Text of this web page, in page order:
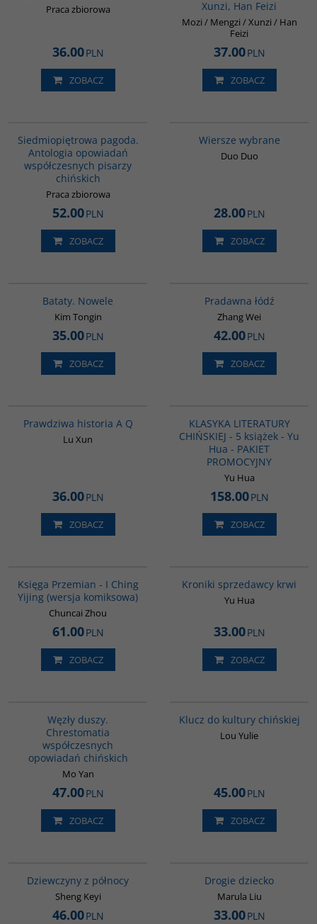
Praca zbiorowa
36.00PLN
ZOBACZ
Xunzi, Han Feizi
Mozi / Mengzi / Xunzi / Han
Feizi
37.00PLN
ZOBACZ
Siedmiopiętrowa pagoda.
Antologia opowiadań
współczesnych pisarzy
chińskich
Praca zbiorowa
52.00PLN
ZOBACZ
Wiersze wybrane
Duo Duo
28.00PLN
ZOBACZ
Bataty. Nowele
Kim Tongin
35.00PLN
ZOBACZ
Pradawna łódź
Zhang Wei
42.00PLN
ZOBACZ
Prawdziwa historia A Q
Lu Xun
36.00PLN
ZOBACZ
KLASYKA LITERATURY
CHIŃSKIEJ - 5 książek - Yu
Hua - PAKIET
PROMOCYJNY
Yu Hua
158.00PLN
ZOBACZ
Księga Przemian - I Ching
Yijing (wersja komiksowa)
Chuncai Zhou
61.00PLN
ZOBACZ
Kroniki sprzedawcy krwi
Yu Hua
33.00PLN
ZOBACZ
Węzły duszy.
Chrestomatia
współczesnych
opowiadań chińskich
Mo Yan
47.00PLN
ZOBACZ
Klucz do kultury chińskiej
Lou Yulie
45.00PLN
ZOBACZ
Dziewczyny z północy
Sheng Keyi
46.00PLN
Drogie dziecko
Marula Liu
33.00PLN